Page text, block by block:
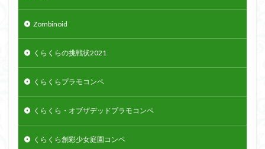
Zombinoid
くらくらの挑戦状2021
くらくらプラモコンペ
くらくら・オブザデッドプラモコンペ
くらくら創彩少女庭園コンペ